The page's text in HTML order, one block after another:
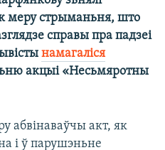
меру стрыманьня, што
справы пра падзеі
намагаліся
акцыі «Несьмяротны
абвінаваўчы акт, як
і ў парушэньне